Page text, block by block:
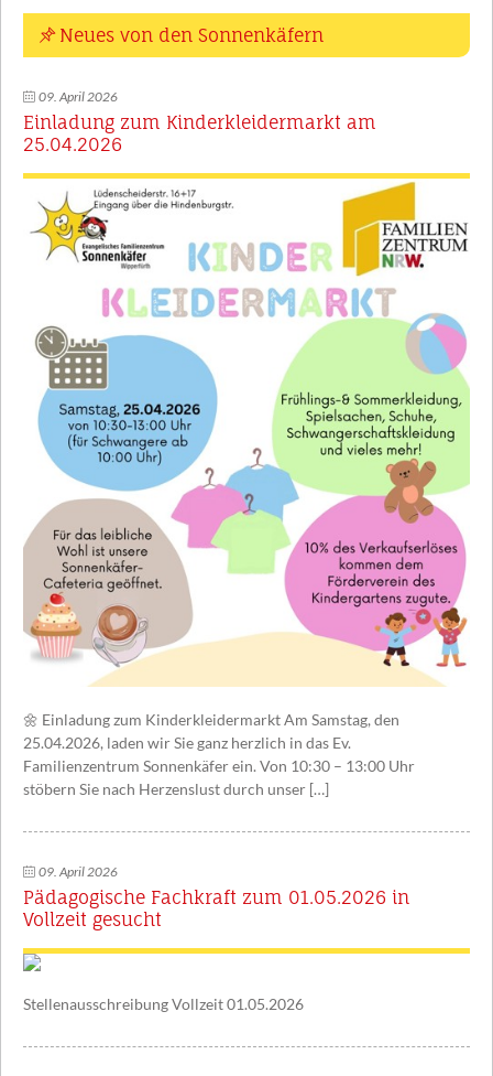
Neues von den Sonnenkäfern
09. April 2026
Einladung zum Kinderkleidermarkt am
25.04.2026
🌼 Einladung zum Kinderkleidermarkt Am Samstag, den
25.04.2026, laden wir Sie ganz herzlich in das Ev.
Familienzentrum Sonnenkäfer ein. Von 10:30 – 13:00 Uhr
stöbern Sie nach Herzenslust durch unser […]
09. April 2026
Pädagogische Fachkraft zum 01.05.2026 in
Vollzeit gesucht
Stellenausschreibung Vollzeit 01.05.2026